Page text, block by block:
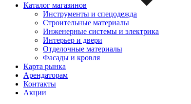
Каталог магазинов
Инструменты и спецодежда
Строительные материалы
Инженерные системы и электрика
Интерьер и двери
Отделочные материалы
Фасады и кровля
Карта рынка
Арендаторам
Контакты
Акции